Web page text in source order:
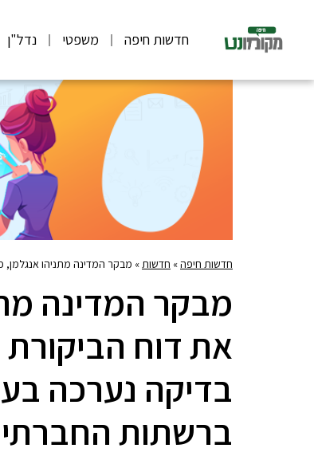
חדשות חיפה משפטי נדל"ן
חדשות חיפה» חדשות » מבקר המדינה מתניהו אנגלמן,
מבקר המדינה
את דוח הביקורת
בדיקה נערכה
ברשתות